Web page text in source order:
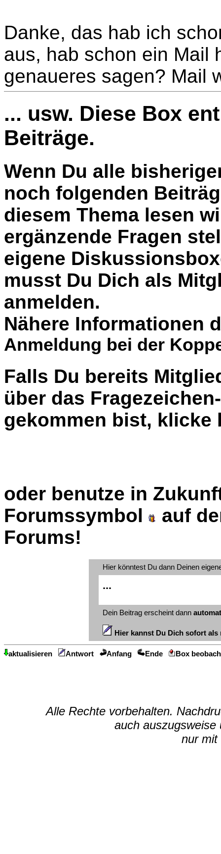
Danke, das hab ich
aus, hab schon ein Mail
genaueres sagen? Mail
... usw. Diese Box
Beiträge.
Wenn Du alle
noch folgenden
diesem Thema lesen
ergänzende Fragen
eigene
musst Du Dich als
anmelden.
Nähere Informationen
Anmeldung bei der
Falls Du bereits
über das
gekommen bist, klicke
oder benutze in
Forumssymbol
auf
Forums!
Hier könntest Du dann Deinen
...
Dein Beitrag erscheint dann
Hier kannst Du Dich sofort
aktualisieren Antwort Anfang Ende Box
Alle Rechte vorbehalten.
auch auszugsweise
nur mit